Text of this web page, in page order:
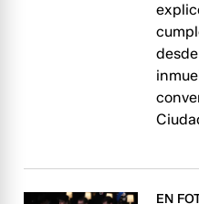
EN